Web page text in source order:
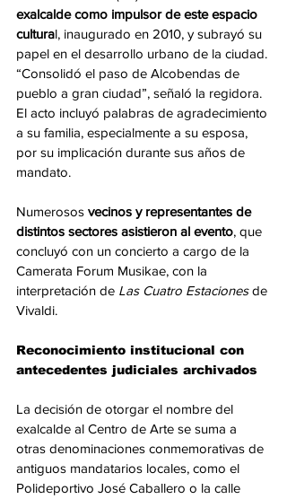
exalcalde como impulsor de este espacio
cultural, inaugurado en 2010, y subrayó su
papel en el desarrollo urbano de la ciudad.
“Consolidó el paso de Alcobendas de
pueblo a gran ciudad”, señaló la regidora.
El acto incluyó palabras de agradecimiento
a su familia, especialmente a su esposa,
por su implicación durante sus años de
mandato.
Numerosos vecinos y representantes de
distintos sectores asistieron al evento, que
concluyó con un concierto a cargo de la
Camerata Forum Musikae, con la
interpretación de Las Cuatro Estaciones de
Vivaldi.
Reconocimiento institucional con
antecedentes judiciales archivados
La decisión de otorgar el nombre del
exalcalde al Centro de Arte se suma a
otras denominaciones conmemorativas de
antiguos mandatarios locales, como el
Polideportivo José Caballero o la calle